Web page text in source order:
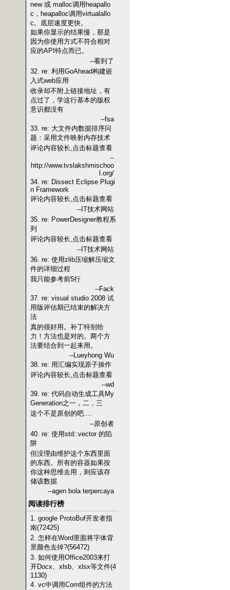
new 或 malloc调用heapallo
c，heapalloc调用virtualallo
c。底层速度更快。
如果你显示的结果慢，那是
因为你使用方式不符合相对
应的API特点而已。
--看到了
32. re: 利用GoAhead构建嵌
入式web应用
收录却不附上链接地址，有
点过了，学这行基本的版权
意识都没有
--fsa
33. re: 大文件内数据排序问
题：采用文件映射内存技术
评论内容较长,点击标题查看
--
http://www.tvslakshmischoo
l.org/
34. re: Dissect Eclipse Plugi
n Framework
评论内容较长,点击标题查看
--IT技术网站
35. re: PowerDesigner教程系
列
评论内容较长,点击标题查看
--IT技术网站
36. re: 使用zlib压缩解压缩文
件的详细过程
我只能参考前5行
--Fack
37. re: visual studio 2008 试
用版评估期已结束的解决方
法
真的很好用。补丁特别给
力！方法也是对的。两个方
法要结合到一起来用。
--Lueyhong Wu
38. re: 用汇编实现原子操作
评论内容较长,点击标题查看
--wd
39. re: 代码自动生成工具My
Generation之一，二，三
这个不是原创的吧....
--原创者
40. re: 使用std::vector 的陷
阱
但没理由维护这个东西里面
的东西。所有的容器如果按
你这种思维去用，则应该存
储该数据
--agen bola terpercaya
阅读排行榜
1. google ProtoBuf开发者指
南(72425)
2. 怎样在Word里面将字体背
景颜色去掉?(56472)
3. 如何使用Office2003来打
开Docx、xlsb、xlsx等文件(4
1130)
4. vc中调用Com组件的方法